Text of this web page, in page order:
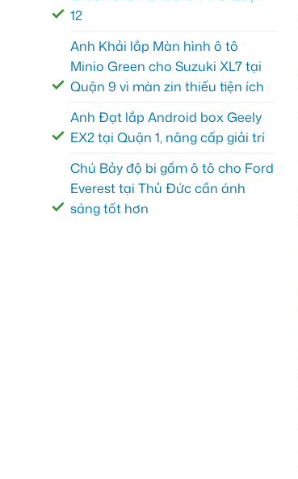
12
Anh Khải lắp Màn hình ô tô
Minio Green cho Suzuki XL7 tại
Quận 9 vì màn zin thiếu tiện ích
Anh Đạt lắp Android box Geely
EX2 tại Quận 1, nâng cấp giải trí
Chú Bảy độ bi gầm ô tô cho Ford
Everest tại Thủ Đức cần ánh
sáng tốt hơn